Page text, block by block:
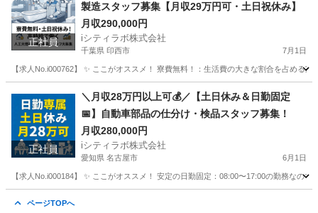
正社員
製造スタッフ募集【月収29万円可・土日祝休み】
月収290,000円
iシティラボ株式会社
千葉県 印西市 7月1日
【求人No.i000762】 ✨ ここがオススメ！ 寮費無料！：生活費の大きな割合を占める
その他 未経験
正社員
＼月収28万円以上可💰／【土日休み＆日勤固定
📅】自動車部品の仕分け・検品スタッフ募集！
月収280,000円
iシティラボ株式会社
愛知県 名古屋市 6月1日
【求人No.i000184】 ✨ ここがオススメ！ 安定の日勤固定：08:00〜17:00の勤務なの
ページTOPへ